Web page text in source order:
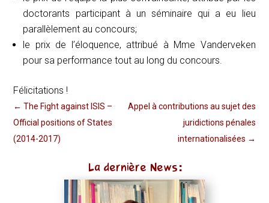
doctorants participant à un séminaire qui a eu lieu
parallèlement au concours;
le prix de l’éloquence, attribué à Mme Vanderveken
pour sa performance tout au long du concours.
Félicitations !
←The Fight against ISIS –
Official positions of States
(2014-2017)
Appel à contributions au sujet des
juridictions pénales
internationalisées →
La dernière News: